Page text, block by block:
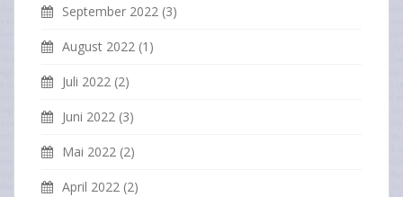
September 2022 (3)
August 2022 (1)
Juli 2022 (2)
Juni 2022 (3)
Mai 2022 (2)
April 2022 (2)